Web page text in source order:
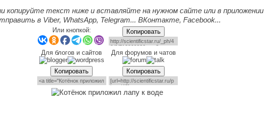
копируйте текст ниже и вставляйте на нужном сайте или в приложении
в Viber, WhatsApp, Telegram... ВКонтакте, Facebook...
Или кнопкой: Копировать
Для блогов и сайтов Для форумов и чатов
Копировать Копировать